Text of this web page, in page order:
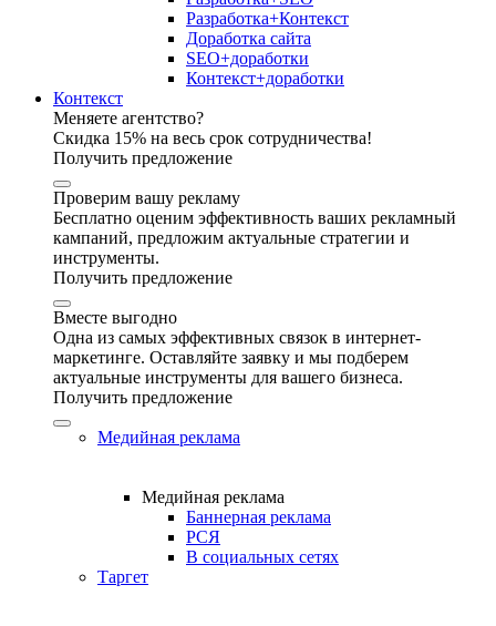
Разработка+Контекст
Доработка сайта
SEO+доработки
Контекст+доработки
Контекст
Меняете агентство?
Скидка 15% на весь срок сотрудничества!
Получить предложение
Проверим вашу рекламу
Бесплатно оценим эффективность ваших рекламный
кампаний, предложим актуальные стратегии и
инструменты.
Получить предложение
Вместе выгодно
Одна из самых эффективных связок в интернет-
маркетинге. Оставляйте заявку и мы подберем
актуальные инструменты для вашего бизнеса.
Получить предложение
Медийная реклама
Медийная реклама
Баннерная реклама
РСЯ
В социальных сетях
Таргет